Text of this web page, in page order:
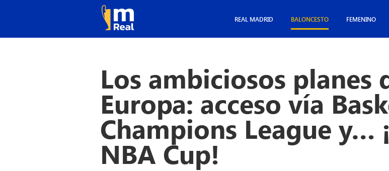
REAL MADRID BALONCESTO FEMENINO
Los ambiciosos planes
Europa: acceso vía
Champions League y…
NBA Cup!